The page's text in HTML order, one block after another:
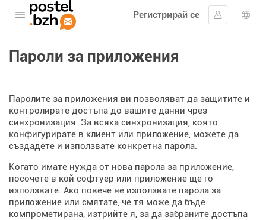
Отворете менюто
Регистрирай се
Впиши се
Пароли за приложения
Паролите за приложения ви позволяват да защитите и
контролирате достъпа до вашите данни чрез
синхронизация. За всяка синхронизация, която
конфигурирате в клиент или приложение, можете да
създадете и използвате конкретна парола.
Когато имате нужда от нова парола за приложение,
посочете в кой софтуер или приложение ще го
използвате. Ако повече не използвате парола за
приложение или смятате, че тя може да бъде
компрометирана, изтрийте я, за да забраните достъпа